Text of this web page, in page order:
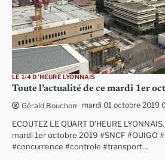
LE 1/4 D'HEURE LYONNAIS
Toute l’actualité de ce mardi 1er
Gérald Bouchon mardi 01 octobre 2019
ECOUTEZ LE QUART D’HEURE
mardi 1er octobre 2019 #SNCF #OUIGO
#concurrence #controle #transport…